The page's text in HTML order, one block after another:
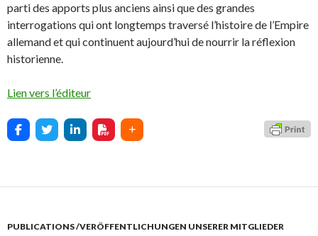
parti des apports plus anciens ainsi que des grandes
interrogations qui ont longtemps traversé l’histoire de l’Empire
allemand et qui continuent aujourd’hui de nourrir la réflexion
historienne.
Lien vers l’éditeur
PUBLICATIONS /VERÖFFENTLICHUNGEN UNSERER MITGLIEDER